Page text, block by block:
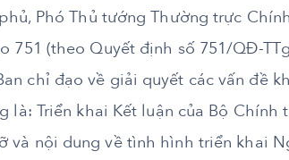
Phó Thủ tướng Thường trực
751 (theo Quyết định số 751/QĐ-
chỉ đạo về giải quyết các vấn đề
là: Triển khai Kết luận của Bộ Chính
và nội dung về tình hình triển khai